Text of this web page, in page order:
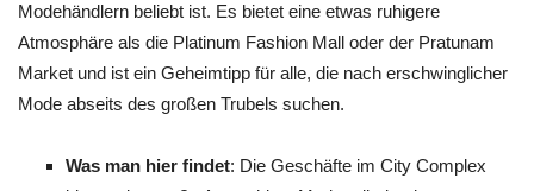
Modehändlern beliebt ist. Es bietet eine etwas ruhigere
Atmosphäre als die Platinum Fashion Mall oder der Pratunam
Market und ist ein Geheimtipp für alle, die nach erschwinglicher
Mode abseits des großen Trubels suchen.
Was man hier findet: Die Geschäfte im City Complex